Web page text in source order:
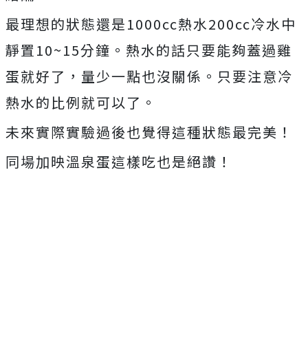
最理想的狀態還是1000cc熱水200cc冷水中
靜置10~15分鐘。熱水的話只要能夠蓋過雞
蛋就好了，量少一點也沒關係。只要注意冷
熱水的比例就可以了。
未來實際實驗過後也覺得這種狀態最完美！
同場加映溫泉蛋這樣吃也是絕讚！